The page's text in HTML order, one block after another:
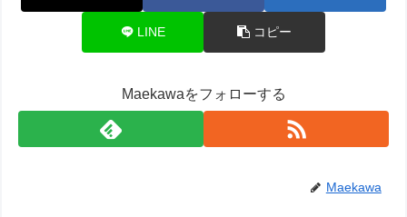
LINE コピー
Maekawaをフォローする
Maekawa